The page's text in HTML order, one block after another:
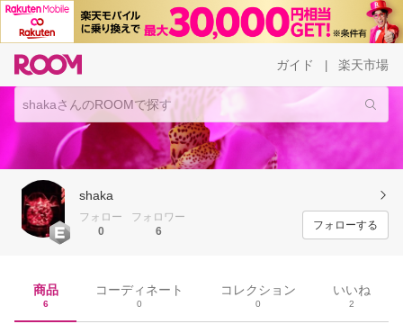
ガイド 楽天市場
shaka
フォロー
0
フォロワー
6
フォローする
商品
6
コーディネート
0
コレクション
0
いいね
2